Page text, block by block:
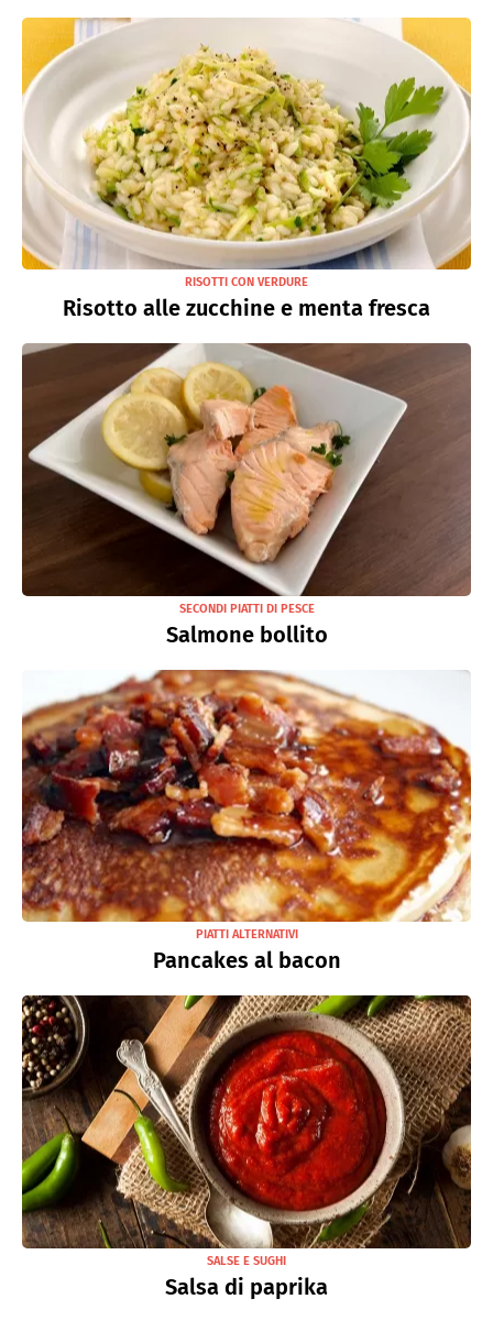
RISOTTI CON VERDURE
Risotto alle zucchine e menta fresca
SECONDI PIATTI DI PESCE
Salmone bollito
PIATTI ALTERNATIVI
Pancakes al bacon
SALSE E SUGHI
Salsa di paprika